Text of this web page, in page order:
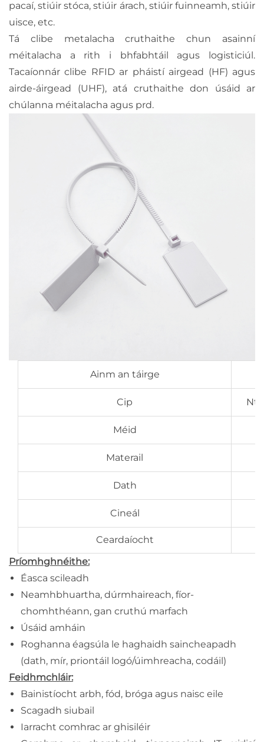
pacaí, stiúir stóca, stiúir árach, stiúir fuinneamh, stiúir
uisce, etc.
Tá clibe metalacha cruthaithe chun asainní
méitalacha a rith i bhfabhtáil agus logisticiúl.
Tacaíonnár clibe RFID ar pháistí airgead (HF) agus
airde-áirgead (UHF), atá cruthaithe don úsáid ar
chúlanna méitalacha agus prd.
Ainm an táirge
Cip
Méid
Materail
Dath
Cineál
Ceardaíocht
Príomhghnéithe:
Éasca scileadh
Neamhbhuartha, dúrmhaireach, fíor-
chomhthéann, gan cruthú marfach
Úsáid amháin
Roghanna éagsúla le haghaidh saincheapadh
(dath, mír, priontáil logó/úimhreacha, codáil)
Feidhmchláir:
Bainistíocht arbh, fód, bróga agus naisc eile
Scagadh siubail
Iarracht comhrac ar ghisiléir